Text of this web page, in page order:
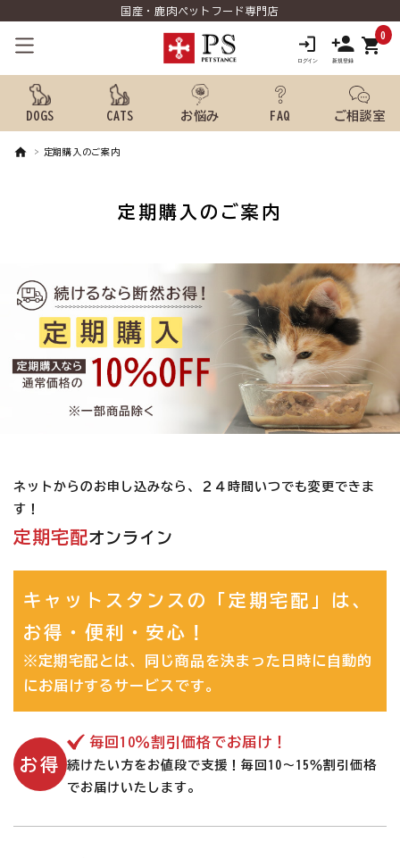
国産・鹿肉ペットフード専門店
shopping_cart0
DOGS CATS お悩み FAQ ご相談室
meeting_room
犬用品から探す
猫用品から探す
お悩みから探す
ご利用ガイド
ご相談室
プライバシーポリシー
特定商取引法について
0120-40-1387
定期購入のご案内
定期購入のご案内
ネットからのお申し込みなら、２４時間いつでも変更できま
す！
定期宅配オンライン
キャットスタンスの「定期宅配」は、
お得・便利・安心！
※定期宅配とは、同じ商品を決まった日時に自動的
にお届けするサービスです。
お得
毎回10％割引価格でお届け！
続けたい方をお値段で支援！毎回10～15％割引価格
でお届けいたします。